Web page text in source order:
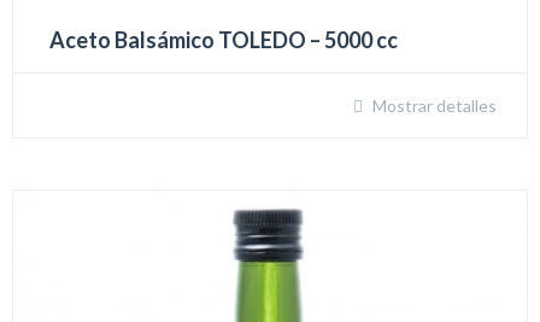
Aceto Balsámico TOLEDO – 5000 cc
Mostrar detalles